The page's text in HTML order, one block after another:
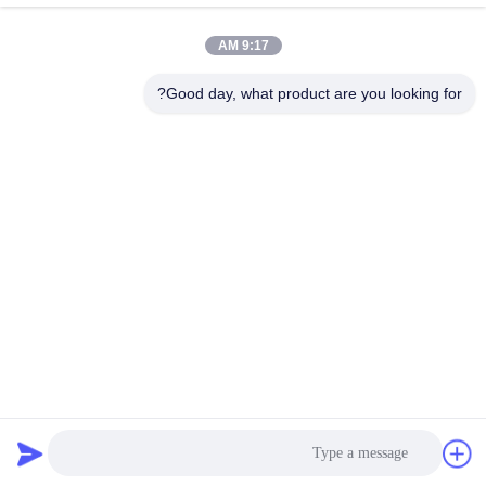
9:17 AM
Good day, what product are you looking for?